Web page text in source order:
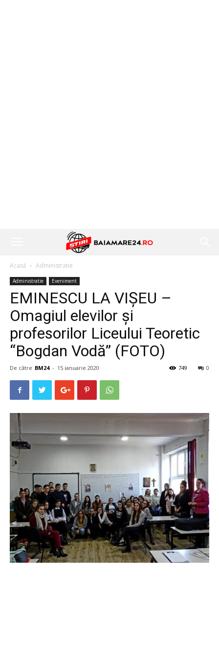
Acasă Administratie
Administratie Eveniment
EMINESCU LA VIȘEU –
Omagiul elevilor și
profesorilor Liceului Teoretic
“Bogdan Vodă” (FOTO)
De către BM24 - 15 ianuarie 2020 0
749